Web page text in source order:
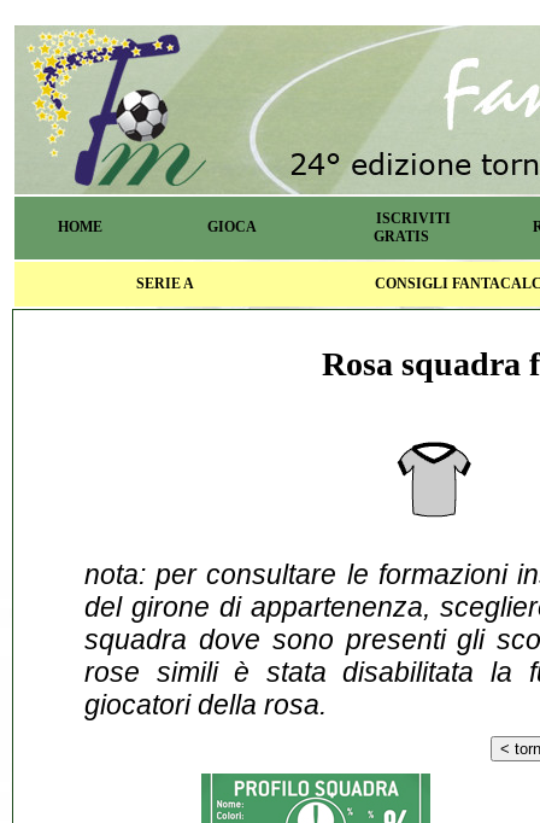
HOME GIOCA
ISCRIVITI
GRATIS
SERIE A CONSIGLI
Rosa squadra
nota: per consultare le formazioni
del girone di appartenenza,
squadra dove sono presenti gli
rose simili è stata disabilitata la
giocatori della rosa.